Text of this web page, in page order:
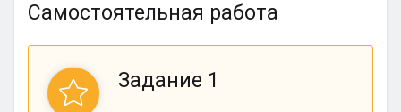
Самостоятельная работа
Задание 1